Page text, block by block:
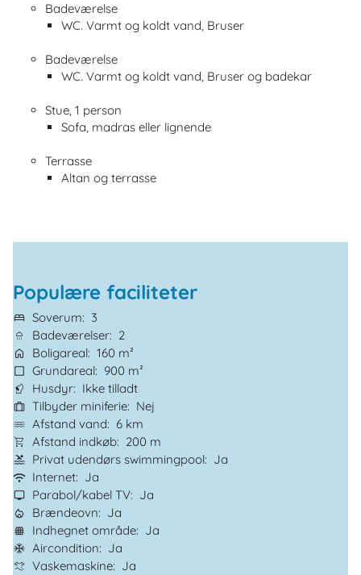
Badeværelse
WC. Varmt og koldt vand, Bruser
Badeværelse
WC. Varmt og koldt vand, Bruser og badekar
Stue, 1 person
Sofa, madras eller lignende
Terrasse
Altan og terrasse
Populære faciliteter
Soverum
3
Badeværelser
2
Boligareal 160 m²
Grundareal
900 m²
Husdyr
Ikke tilladt
Tilbyder miniferie
Nej
Afstand vand
6 km
Afstand indkøb
200 m
Privat udendørs swimmingpool
Ja
Internet
Ja
Parabol/kabel TV
Ja
Brændeovn
Ja
Indhegnet område
Ja
Aircondition
Ja
Vaskemaskine
Ja